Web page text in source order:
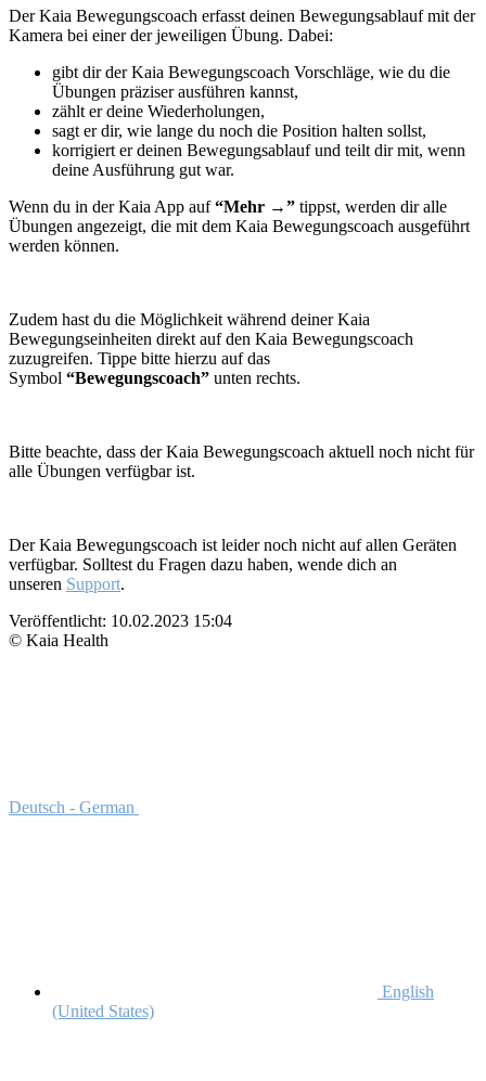
Der Kaia Bewegungscoach erfasst deinen Bewegungsablauf mit der
Kamera bei einer der jeweiligen Übung. Dabei:
gibt dir der Kaia Bewegungscoach Vorschläge, wie du die
Übungen präziser ausführen kannst,
zählt er deine Wiederholungen,
sagt er dir, wie lange du noch die Position halten sollst,
korrigiert er deinen Bewegungsablauf und teilt dir mit, wenn
deine Ausführung gut war.
Wenn du in der Kaia App auf“Mehr →” tippst, werden dir alle
Übungen angezeigt, die mit dem Kaia Bewegungscoach ausgeführt
werden können.
Zudem hast du die Möglichkeit während deiner Kaia
Bewegungseinheiten direkt auf den Kaia Bewegungscoach
zuzugreifen. Tippe bitte hierzu auf das
Symbol “Bewegungscoach” unten rechts.
Bitte beachte, dass der Kaia Bewegungscoach aktuell noch nicht für
alle Übungen verfügbar ist.
Der Kaia Bewegungscoach ist leider noch nicht auf allen Geräten
verfügbar. Solltest du Fragen dazu haben, wende dich an
unseren Support.
Veröffentlicht: 10.02.2023 15:04
© Kaia Health
Deutsch - German
English
(United States)